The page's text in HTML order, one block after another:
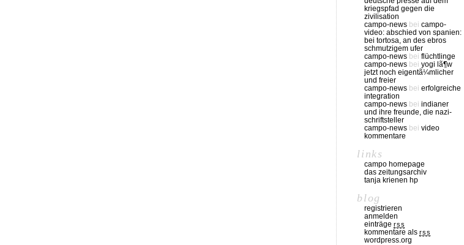
kriegspfad gegen die
zivilisation
campo-news bei campo-
video: abschied von spanien:
bei tortosa, an des ebros
schmutzigem ufer
campo-news bei flüchtlinge
campo-news bei yogi lã¶w
jetzt noch eigentã¼mlicher
und freier
campo-news bei erfolgreiche
integration
campo-news bei indianer
und ihre freunde, die nazi-
schriftsteller
campo-news bei video
kommentare
links
campo homepage
das zeitungsarchiv
tanja krienen hp
blog
registrieren
anmelden
einträge rss
kommentare als rss
wordpress.org